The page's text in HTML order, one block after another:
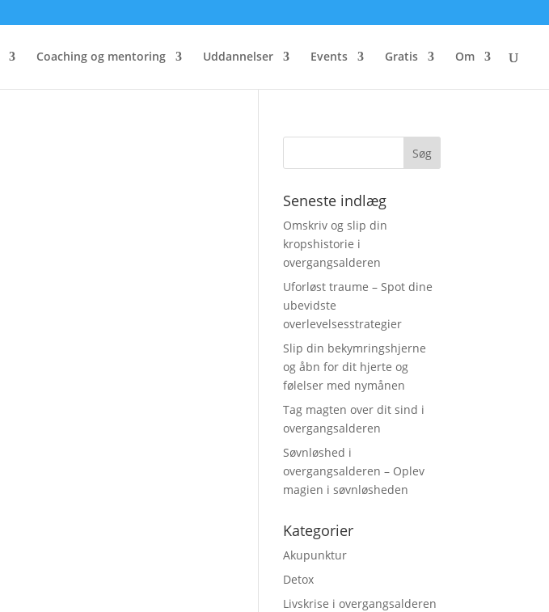
Coaching og mentoring Uddannelser Events Gratis Om
Seneste indlæg
Omskriv og slip din
kropshistorie i
overgangsalderen
Uforløst traume – Spot dine
ubevidste
overlevelsesstrategier
Slip din bekymringshjerne
og åbn for dit hjerte og
følelser med nymånen
Tag magten over dit sind i
overgangsalderen
Søvnløshed i
overgangsalderen – Oplev
magien i søvnløsheden
Kategorier
Akupunktur
Detox
Livskrise i overgangsalderen